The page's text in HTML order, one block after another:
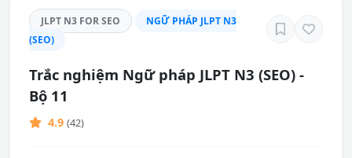
JLPT N3 FOR SEO
NGỮ PHÁP JLPT N3
(SEO)
Trắc nghiệm Ngữ pháp JLPT N3 (SEO) -
Bộ 11
4.9 (42)